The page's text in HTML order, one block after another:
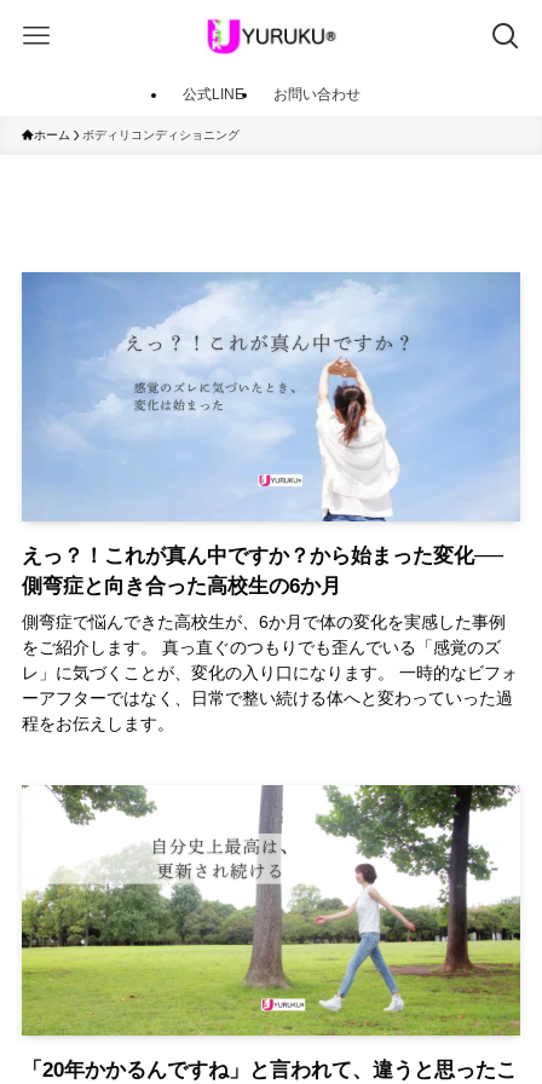
公式LINE お問い合わせ
ホーム ボディリコンディショニング
えっ？！これが真ん中ですか？から始まった変化──
側弯症と向き合った高校生の6か月
側弯症で悩んできた高校生が、6か月で体の変化を実感した事例
をご紹介します。 真っ直ぐのつもりでも歪んでいる「感覚のズ
レ」に気づくことが、変化の入り口になります。 一時的なビフォ
ーアフターではなく、日常で整い続ける体へと変わっていった過
程をお伝えします。
「20年かかるんですね」と言われて、違うと思ったこ